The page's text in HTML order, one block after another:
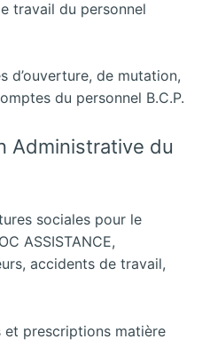
travail du personnel
d’ouverture, de mutation,
du personnel B.C.P.
Administrative du
sociales pour le
ASSISTANCE,
accidents de travail,
et prescriptions matière